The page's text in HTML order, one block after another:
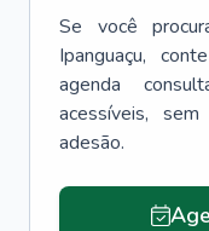
Se você
Ipanguaçu,
agenda
acessíveis,
adesão.